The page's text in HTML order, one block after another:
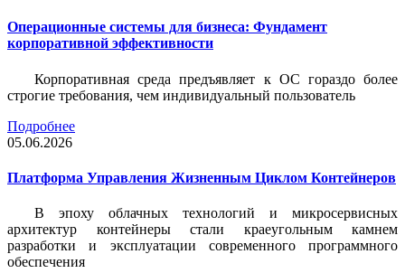
Операционные системы для бизнеса: Фундамент
корпоративной эффективности
Корпоративная среда предъявляет к ОС гораздо более
строгие требования, чем индивидуальный пользователь
Подробнее
05.06.2026
Платформа Управления Жизненным Циклом Контейнеров
В эпоху облачных технологий и микросервисных
архитектур контейнеры стали краеугольным камнем
разработки и эксплуатации современного программного
обеспечения